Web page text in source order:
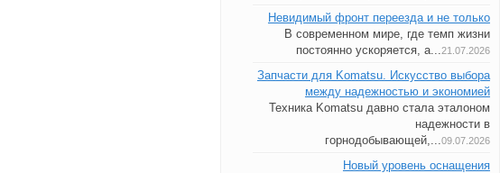
Невидимый фронт переезда и не только
В современном мире, где темп жизни
постоянно ускоряется, а...21.07.2026
Запчасти для Komatsu. Искусство выбора
между надежностью и экономией
Техника Komatsu давно стала эталоном
надежности в
горнодобывающей,...09.07.2026
Новый уровень оснащения